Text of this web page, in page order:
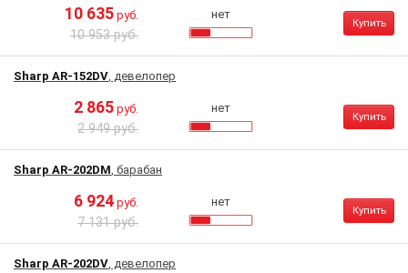
10 635 руб.
10 953 руб.
нет
Купить
Sharp AR-152DV, девелопер
2 865 руб.
2 949 руб.
нет
Купить
Sharp AR-202DM, барабан
6 924 руб.
7 131 руб.
нет
Купить
Sharp AR-202DV, девелопер